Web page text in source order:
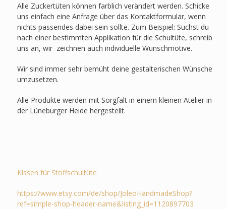
Alle Zuckertüten können farblich verändert werden. Schicke
uns einfach eine Anfrage über das Kontaktformular, wenn
nichts passendes dabei sein sollte. Zum Beispiel: Suchst du
nach einer bestimmten Applikation für die Schultüte, schreib
uns an, wir zeichnen auch individuelle Wunschmotive.
Wir sind immer sehr bemüht deine gestalterischen Wünsche
umzusetzen.
Alle Produkte werden mit Sorgfalt in einem kleinen Atelier in
der Lüneburger Heide hergestellt.
Kissen für Stoffschultüte
https://www.etsy.com/de/shop/JoleoHandmadeShop?
ref=simple-shop-header-name&listing_id=1120897703